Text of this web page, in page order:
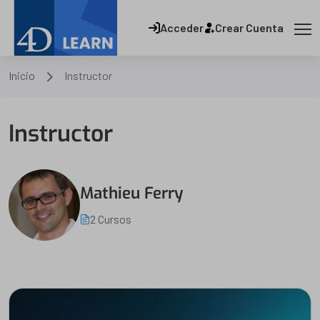
Acceder Crear Cuenta
Inicio Instructor
Instructor
Mathieu Ferry
2 Cursos